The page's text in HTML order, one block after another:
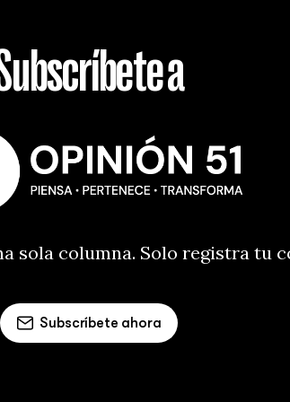
a
sola columna. Solo registra tu
Subscríbete ahora